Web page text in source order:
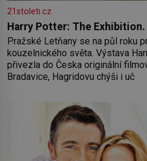
21stoleti.cz
Harry Potter: The
Pražské Letňany se na půl roku
kouzelnického světa. Výstava
přivezla do Česka originální
Bradavice, Hagridovu chýši i uč